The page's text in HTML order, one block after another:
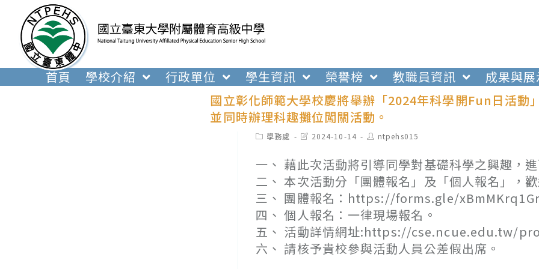
內
首頁 學校介紹 行政單位 學生資訊 榮譽榜 教職員資訊
成果與
國立彰化師範大學校慶將舉辦「2024年科學開Fun日活動
並同時辦理科趣攤位闖關活動。
Post學務處
Post2024-10-14
Post
author:
ntpehs015
一、 藉此次活動將引導同學對基礎科學之興趣，
二、 本次活動分「團體報名」及「個人報名」，
三、 團體報名：https://forms.gle/
四、 個人報名：一律現場報名。
五、 活動詳情網址:https://cse.ncue.edu.tw/
六、 請核予貴校參與活動人員公差假出席。